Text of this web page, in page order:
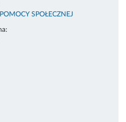
SPOŁECZNEJ